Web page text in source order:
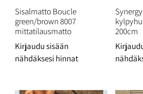
Sisalmatto Boucle
green/brown 8007
mittatilausmatto
Kirjaudu sisään
nähdäksesi hinnat
200cm